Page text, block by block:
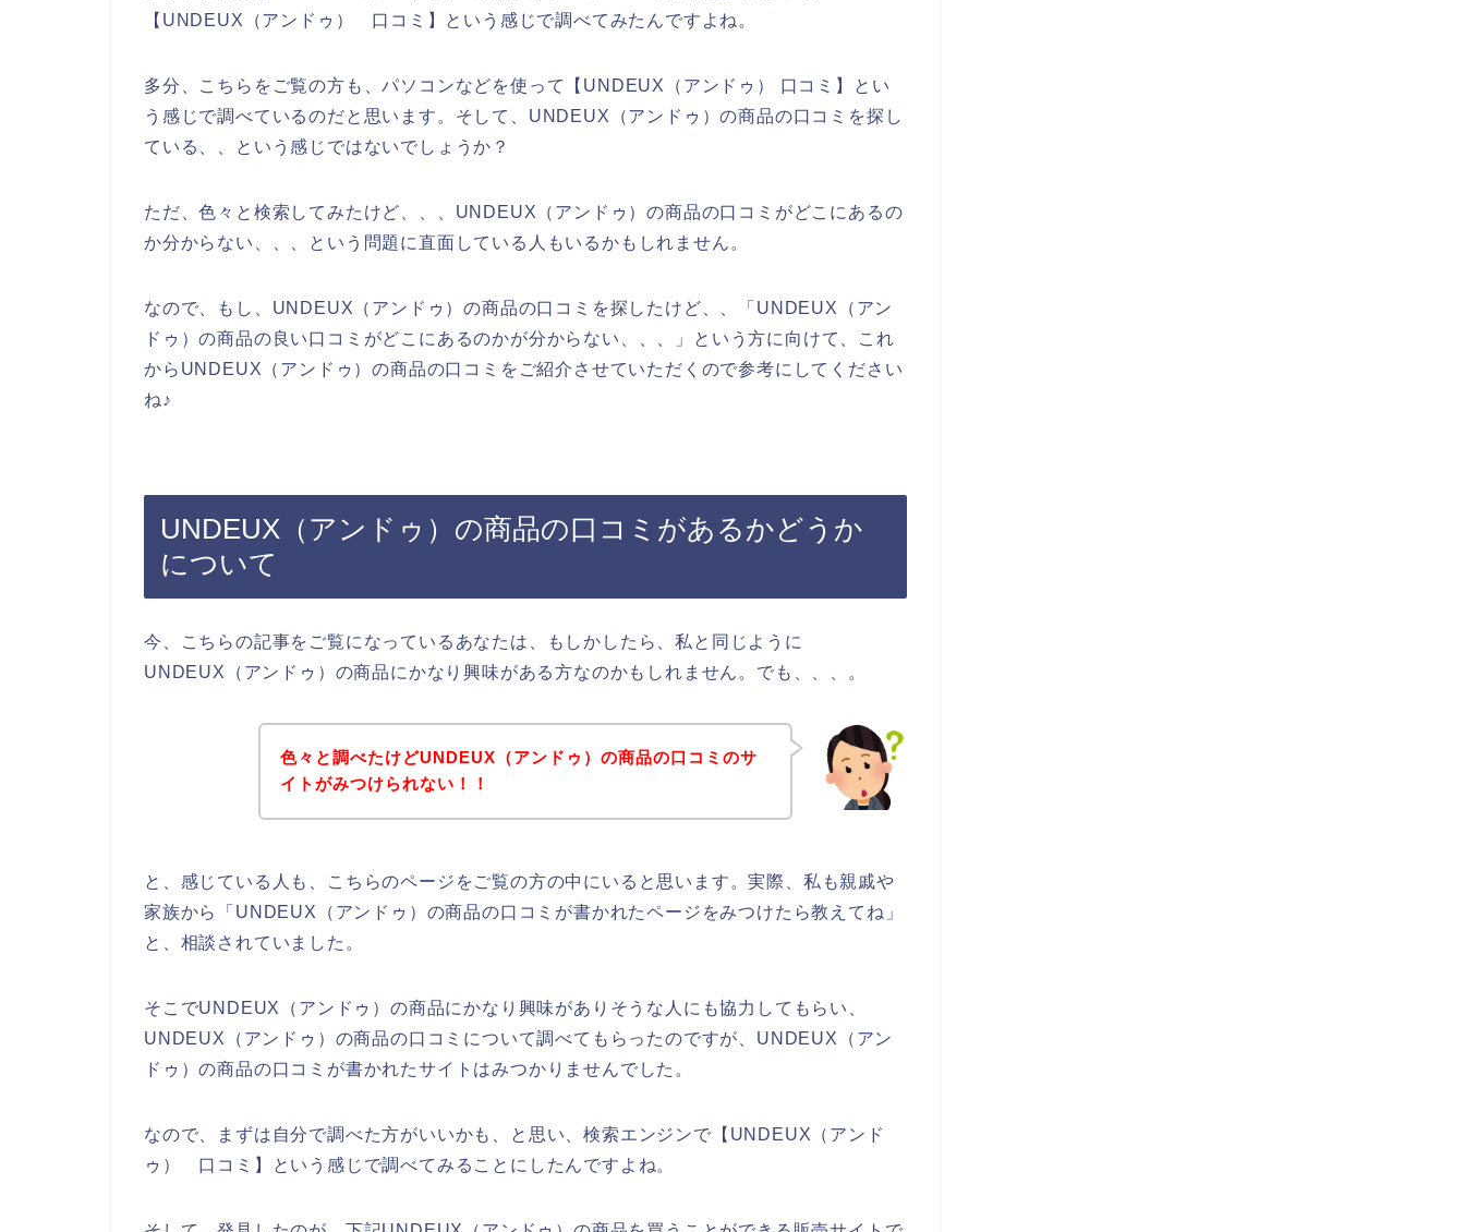
【UNDEUX（アンドゥ） 口コミ】という感じで調べてみたんですよね。
多分、こちらをご覧の方も、パソコンなどを使って【UNDEUX（アンドゥ） 口コミ】とい
う感じで調べているのだと思います。そして、UNDEUX（アンドゥ）の商品の口コミを探し
ている、、という感じではないでしょうか？
ただ、色々と検索してみたけど、、、UNDEUX（アンドゥ）の商品の口コミがどこにあるの
か分からない、、、という問題に直面している人もいるかもしれません。
なので、もし、UNDEUX（アンドゥ）の商品の口コミを探したけど、、「UNDEUX（アン
ドゥ）の商品の良い口コミがどこにあるのかが分からない、、、」という方に向けて、これ
からUNDEUX（アンドゥ）の商品の口コミをご紹介させていただくので参考にしてください
ね♪
UNDEUX（アンドゥ）の商品の口コミがあるかどうか
について
今、こちらの記事をご覧になっているあなたは、もしかしたら、私と同じように
UNDEUX（アンドゥ）の商品にかなり興味がある方なのかもしれません。でも、、、。
色々と調べたけどUNDEUX（アンドゥ）の商品の口コミのサ
イトがみつけられない！！
と、感じている人も、こちらのページをご覧の方の中にいると思います。実際、私も親戚や
家族から「UNDEUX（アンドゥ）の商品の口コミが書かれたページをみつけたら教えてね」
と、相談されていました。
そこでUNDEUX（アンドゥ）の商品にかなり興味がありそうな人にも協力してもらい、
UNDEUX（アンドゥ）の商品の口コミについて調べてもらったのですが、UNDEUX（アン
ドゥ）の商品の口コミが書かれたサイトはみつかりませんでした。
なので、まずは自分で調べた方がいいかも、と思い、検索エンジンで【UNDEUX（アンド
ゥ） 口コミ】という感じで調べてみることにしたんですよね。